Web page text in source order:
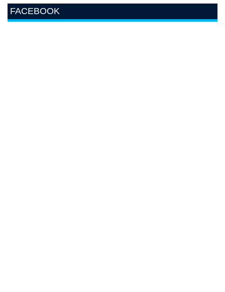
FACEBOOK